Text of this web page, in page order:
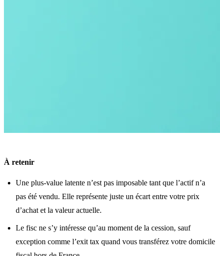
À retenir
Une plus-value latente n’est pas imposable tant que l’actif n’a
pas été vendu. Elle représente juste un écart entre votre prix
d’achat et la valeur actuelle.
Le fisc ne s’y intéresse qu’au moment de la cession, sauf
exception comme l’exit tax quand vous transférez votre domicile